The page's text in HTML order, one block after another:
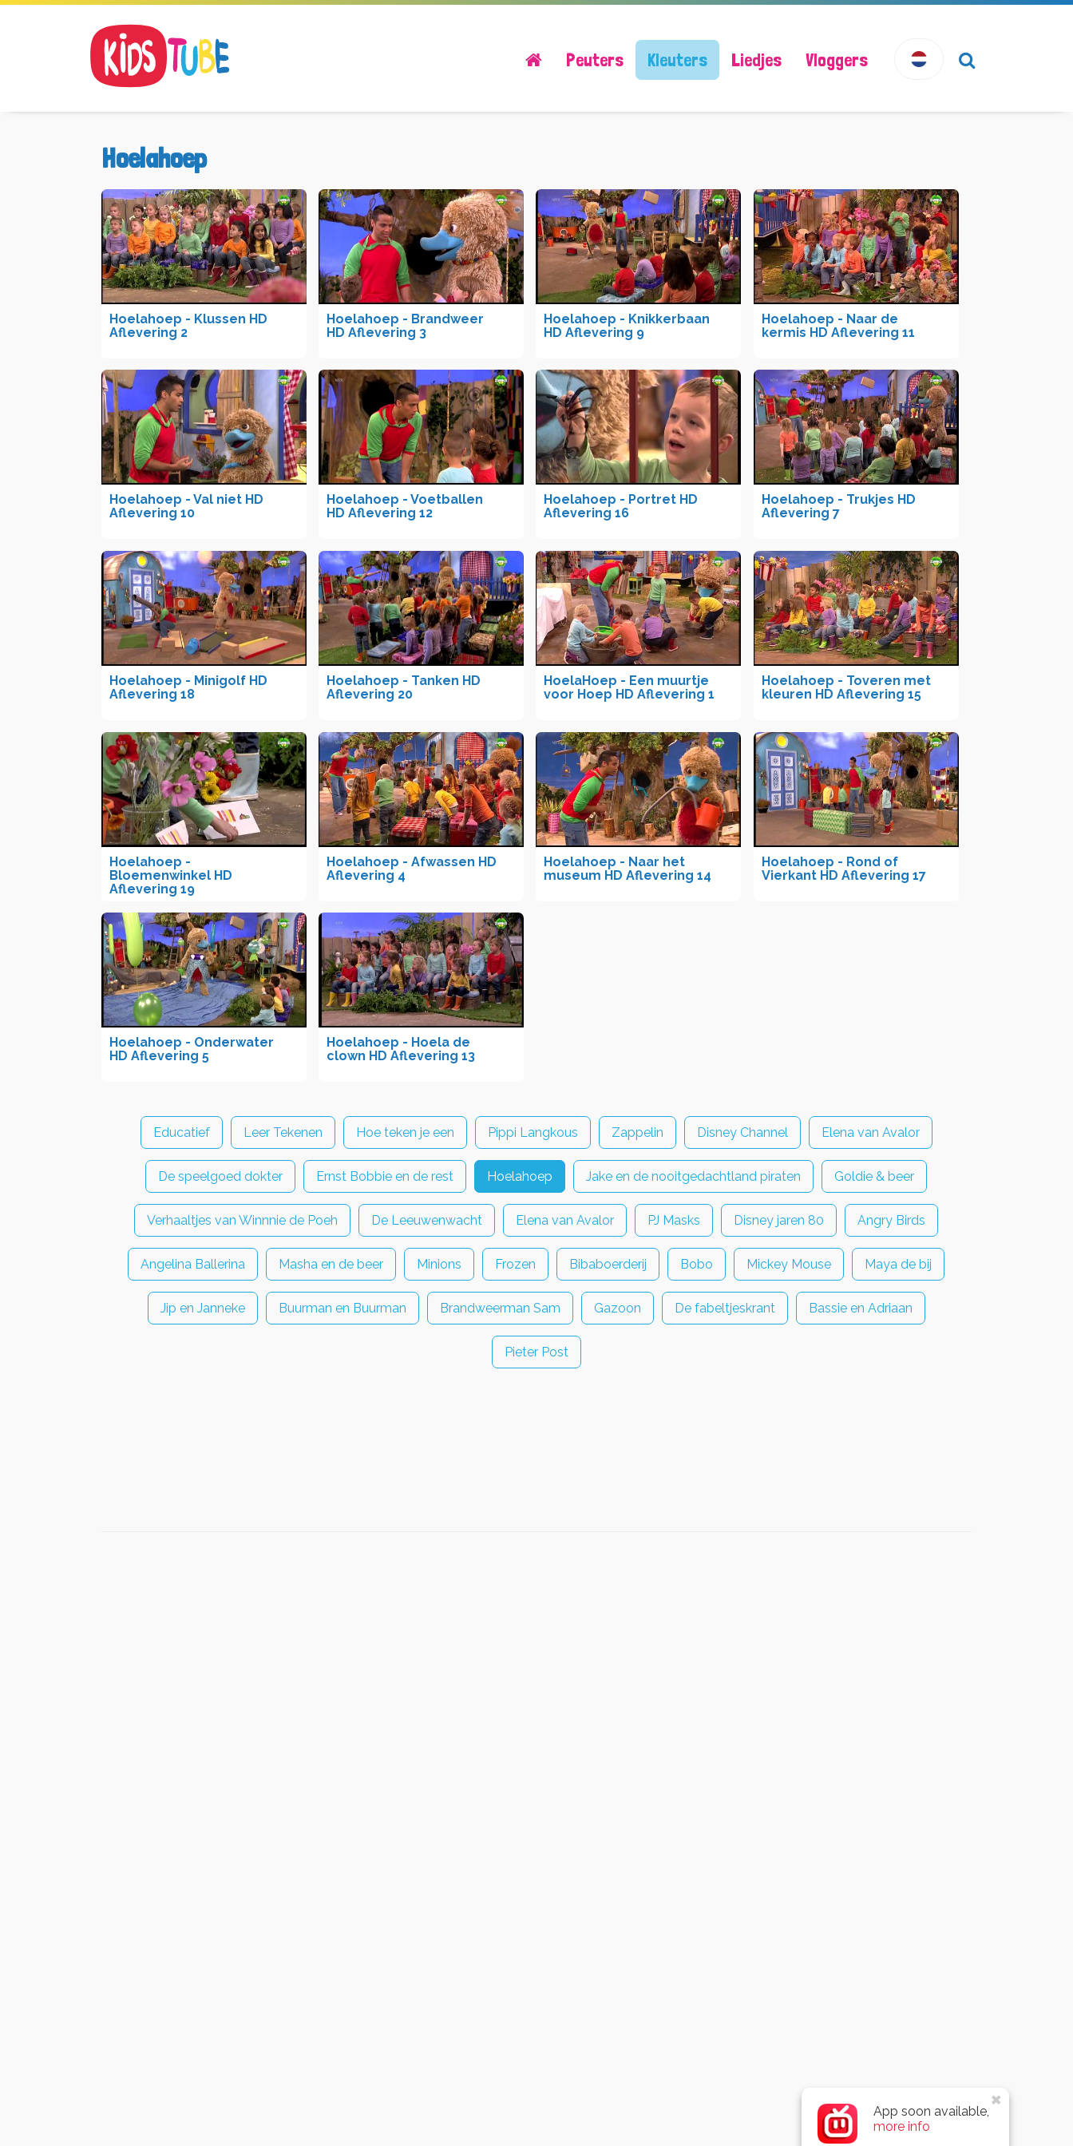
Peuters Kleuters Liedjes Vloggers
Hoelahoep
Hoelahoep - Klussen HD
Aflevering 2
Hoelahoep - Brandweer
HD Aflevering 3
Hoelahoep - Knikkerbaan
HD Aflevering 9
Hoelahoep - Naar de
kermis HD Aflevering 11
Hoelahoep - Val niet HD
Aflevering 10
Hoelahoep - Voetballen
HD Aflevering 12
Hoelahoep - Portret HD
Aflevering 16
Hoelahoep - Trukjes HD
Aflevering 7
Hoelahoep - Minigolf HD
Aflevering 18
Hoelahoep - Tanken HD
Aflevering 20
HoelaHoep - Een muurtje
voor Hoep HD Aflevering 1
Hoelahoep - Toveren met
kleuren HD Aflevering 15
Hoelahoep -
Bloemenwinkel HD
Aflevering 19
Hoelahoep - Afwassen HD
Aflevering 4
Hoelahoep - Naar het
museum HD Aflevering 14
Hoelahoep - Rond of
Vierkant HD Aflevering 17
Hoelahoep - Onderwater
HD Aflevering 5
Hoelahoep - Hoela de
clown HD Aflevering 13
Educatief Leer Tekenen Hoe teken je een Pippi Langkous Zappelin Disney Channel Elena van Avalor
De speelgoed dokter Ernst Bobbie en de rest Hoelahoep Jake en de nooitgedachtland piraten Goldie & beer
Verhaaltjes van Winnnie de Poeh De Leeuwenwacht Elena van Avalor PJ Masks Disney jaren 80 Angry Birds
Angelina Ballerina Masha en de beer Minions Frozen Bibaboerderij Bobo Mickey Mouse Maya de bij
Jip en Janneke Buurman en Buurman Brandweerman Sam Gazoon De fabeltjeskrant Bassie en Adriaan
Pieter Post
App soon available,
more info